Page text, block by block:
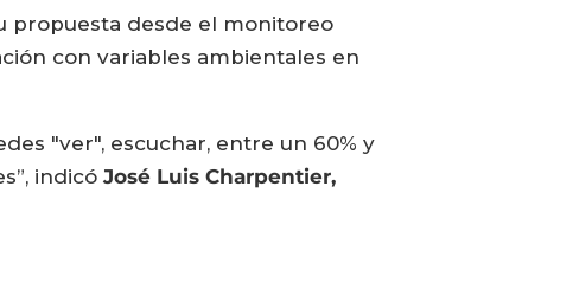
propuesta desde el monitoreo
con variables ambientales en
"ver", escuchar, entre un 60% y
indicó José Luis Charpentier,